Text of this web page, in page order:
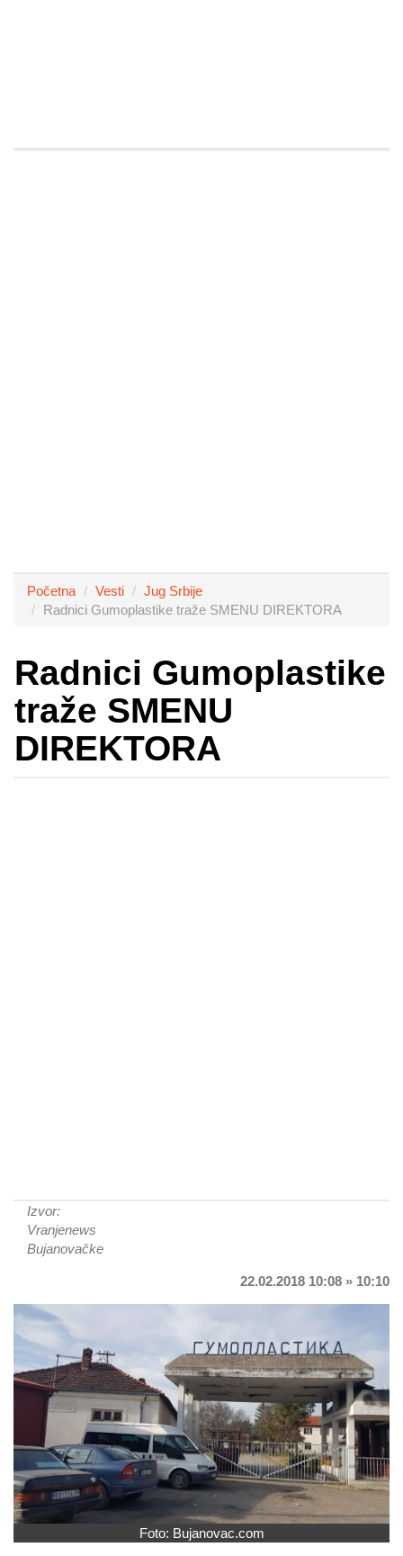
Početna Vesti
Jug Srbije
Radnici Gumoplastike traže SMENU DIREKTORA
Radnici Gumoplastike
traže SMENU
DIREKTORA
Izvor:
Vranjenews
Bujanovačke
22.02.2018 10:08 » 10:10
Foto: Bujanovac.com